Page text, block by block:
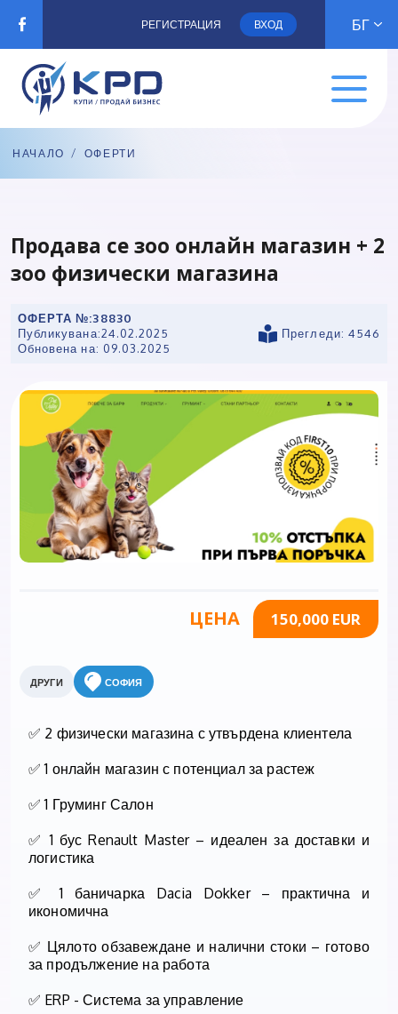
РЕГИСТРАЦИЯ ВХОД БГ
НАЧАЛО / ОФЕРТИ
Продава се зоо онлайн магазин + 2
зоо физически магазина
ОФЕРТА №:38830
Публикувана:24.02.2025
Обновена на: 09.03.2025
Прегледи: 4546
ЦЕНА 150,000 EUR
ДРУГИ СОФИЯ
✅ 2 физически магазина с утвърдена клиентела
✅1 онлайн магазин с потенциал за растеж
✅ 1 Груминг Салон
✅1 бус Renault Master– идеален за доставки и
логистика
✅1 баничарка Dacia Dokker– практична и
икономична
✅ Цялото обзавеждане и налични стоки – готово
за продължение на работа
✅ ERP - Система за управление